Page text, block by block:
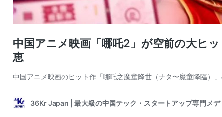
中国アニメ映画「哪吒2」が空前の大ヒ
恵
中国アニメ映画のヒット作「哪吒之魔童降世（ナタ〜魔童降臨）
36Kr Japan | 最大級の中国テック・スタートアップ専門メデ